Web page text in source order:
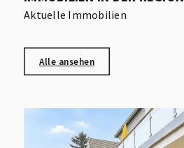
Aktuelle Immobilien
Alle ansehen